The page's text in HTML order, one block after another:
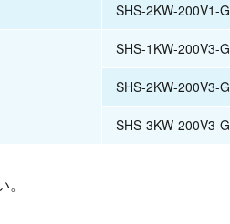
SHS-2KW-200V1-G
SHS-1KW-200V3-G
SHS-2KW-200V3-G
SHS-3KW-200V3-G